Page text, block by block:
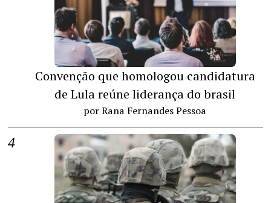
Convenção que homologou candidatura
de Lula reúne liderança do brasil
por Rana Fernandes Pessoa